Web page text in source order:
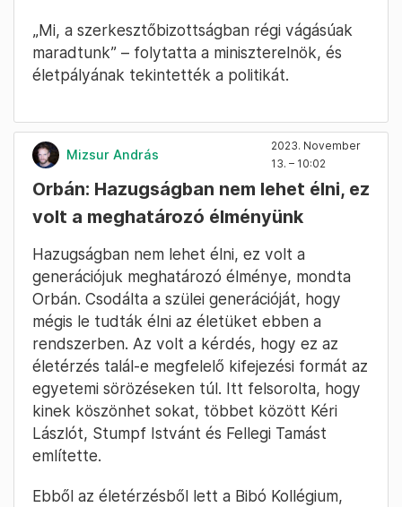
„Mi, a szerkesztőbizottságban régi vágásúak
maradtunk” – folytatta a miniszterelnök, és
életpályának tekintették a politikát.
Mizsur András
2023. November
13. – 10:02
Orbán: Hazugságban nem lehet élni, ez
volt a meghatározó élményünk
Hazugságban nem lehet élni, ez volt a
generációjuk meghatározó élménye, mondta
Orbán. Csodálta a szülei generációját, hogy
mégis le tudták élni az életüket ebben a
rendszerben. Az volt a kérdés, hogy ez az
életérzés talál-e megfelelő kifejezési formát az
egyetemi sörözéseken túl. Itt felsorolta, hogy
kinek köszönhet sokat, többet között Kéri
Lászlót, Stumpf Istvánt és Fellegi Tamást
említette.
Ebből az életérzésből lett a Bibó Kollégium,